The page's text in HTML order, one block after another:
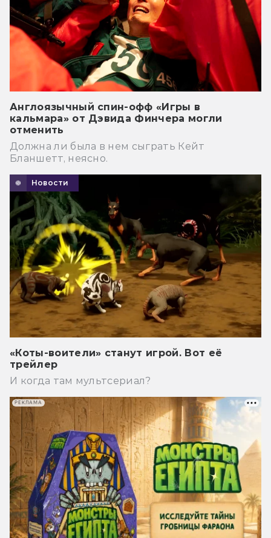
Англоязычный спин-офф «Игры в
кальмара» от Дэвида Финчера могли
отменить
Должна ли была в нем сыграть Кейт
Бланшетт, неясно.
Новости
«Коты-воители» станут игрой. Вот её
трейлер
И когда там мультсериал?
РЕКЛАМА